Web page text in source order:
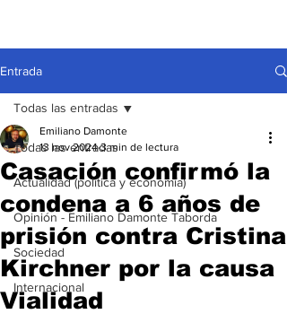
Entrada
Todas las entradas
Actualidad (política y economía)
Opinión - Emiliano Damonte Taborda
Sociedad
Internacional
Todas las entradas
Casación confirmó la
condena a 6 años de
prisión contra Cristina
Kirchner por la causa
Vialidad
Emiliano Damonte
13 nov 2024 3 min de lectura